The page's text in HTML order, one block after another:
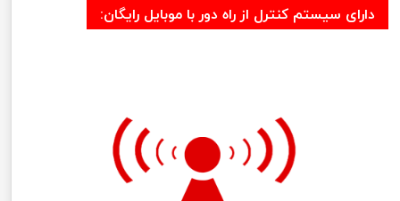
دارای سیستم کنترل از راه دور با موبایل رایگان: